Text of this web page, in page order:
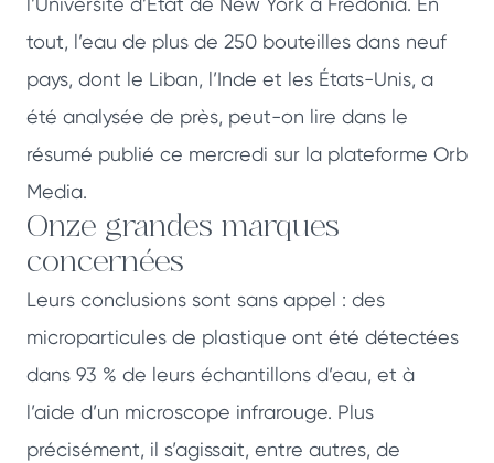
tout, l’eau de plus de 250 bouteilles dans neuf
pays, dont le Liban, l’Inde et les États-Unis, a
été analysée de près, peut-on lire dans le
résumé publié ce mercredi sur la plateforme Orb
Media.
Onze grandes marques
concernées
Leurs conclusions sont sans appel : des
microparticules de plastique ont été détectées
dans 93 % de leurs échantillons d’eau, et à
l’aide d’un microscope infrarouge. Plus
précisément, il s’agissait, entre autres, de